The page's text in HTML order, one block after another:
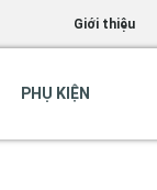
Giới thiệu
PHỤ KIỆN